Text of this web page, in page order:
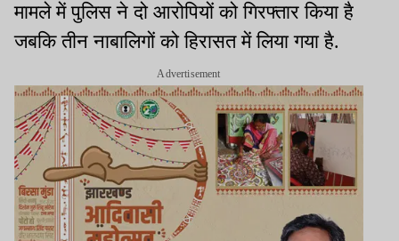
मामले में पुलिस ने दो आरोपियों को गिरफ्तार किया है
जबकि तीन नाबालिगों को हिरासत में लिया गया है.
Advertisement